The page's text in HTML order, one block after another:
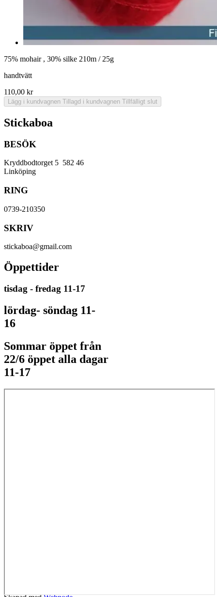
75% mohair , 30% silke 210m / 25g
handtvätt
110,00 kr
Lägg i kundvagnen Tillagd i kundvagnen Tillfälligt slut
Stickaboa
BESÖK
Kryddbodtorget 5 582 46
Linköping
RING
0739-210350
SKRIV
stickaboa@gmail.com
Öppettider
tisdag - fredag 11-17
lördag- söndag 11-
16
Sommar öppet från
22/6 öppet alla dagar
11-17